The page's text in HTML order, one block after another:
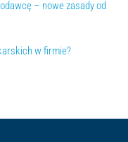
– nowe zasady od
w firmie?